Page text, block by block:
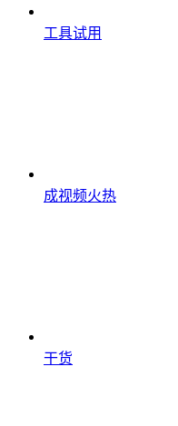
工具试用
成视频火热
干货